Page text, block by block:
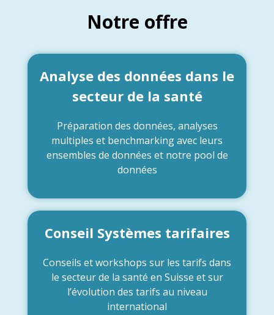
Notre offre
Analyse des données dans le
secteur de la santé
Préparation des données, analyses
multiples et benchmarking avec leurs
ensembles de données et notre pool de
données
Conseil Systèmes tarifaires
Conseils et workshops sur les tarifs dans
le secteur de la santé en Suisse et sur
l’évolution des tarifs au niveau
international